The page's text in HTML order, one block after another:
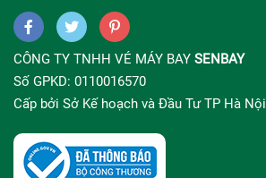
CÔNG TY TNHH VÉ MÁY BAY SENBAY
Số GPKD: 0110016570
Cấp bởi Sở Kế hoạch và Đầu Tư TP Hà Nội